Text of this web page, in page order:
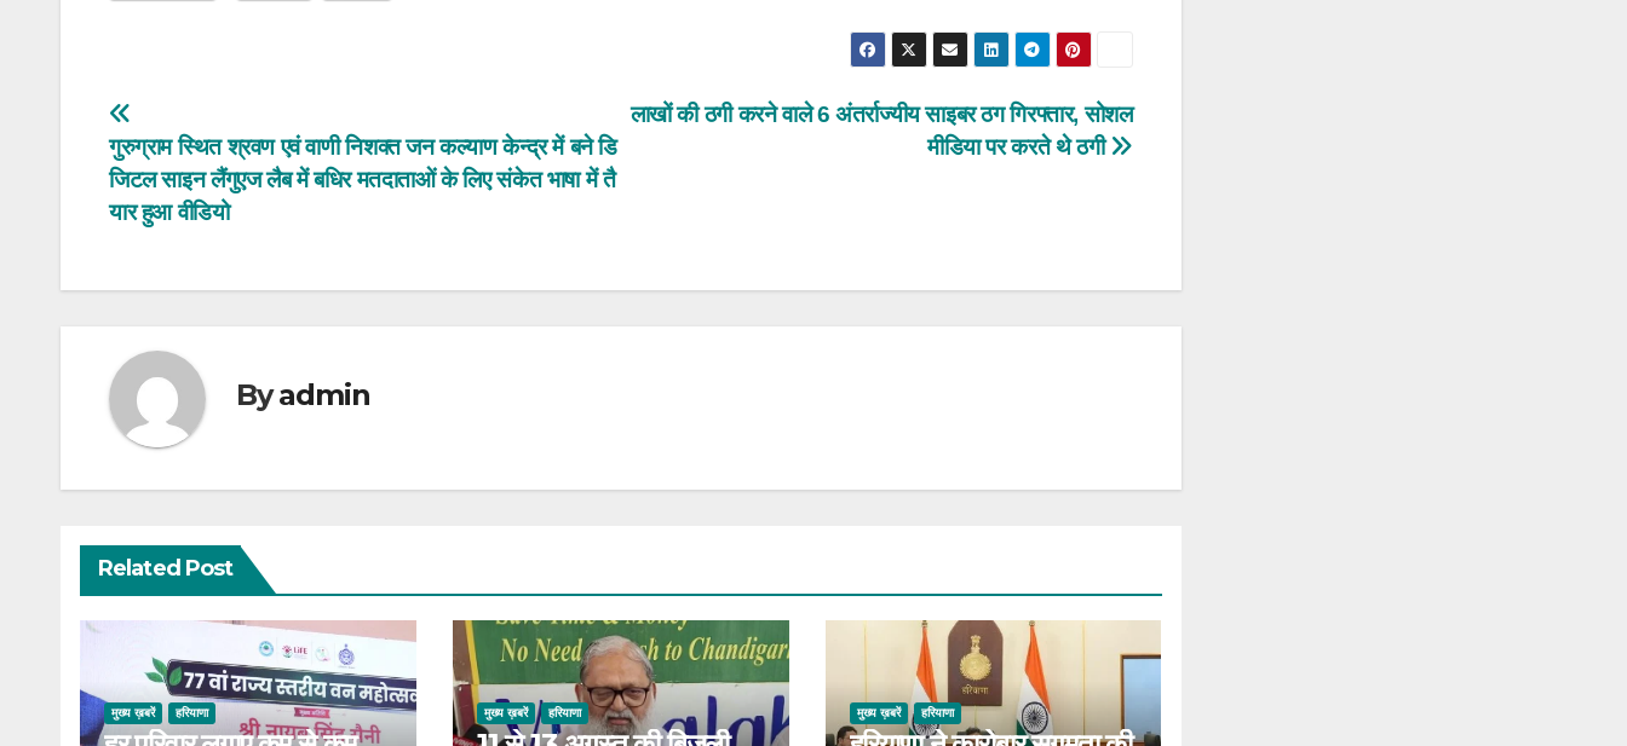
Post
navigation
लाखों की ठगी करने वाले 6 अंतर्राज्यीय साइबर ठग गिरफ्तार, सोशल
मीडिया पर करते थे ठगी
गुरुग्राम स्थित श्रवण एवं वाणी निशक्त जन कल्याण केन्द्र में बने डि
जिटल साइन लैंगुएज लैब में बधिर मतदाताओं के लिए संकेत भाषा में तै
यार हुआ वीडियो
Byadmin
Related Post
मुख्य ख़बरें हरियाणा मुख्य ख़बरें हरियाणा मुख्य ख़बरें हरियाणा